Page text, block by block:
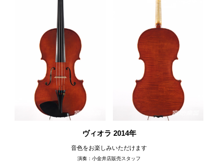
ヴィオラ 2014年
音色をお楽しみいただけます
演奏：小金井店販売スタッフ